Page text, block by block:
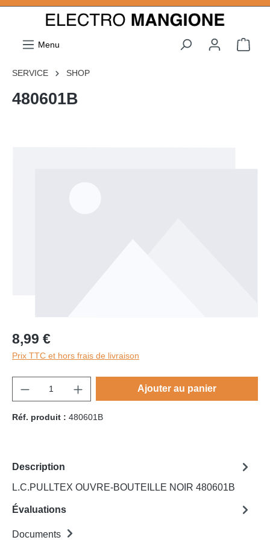
Menu
SERVICE SHOP
480601B
8,99 €
Prix TTC et hors frais de livraison
component.product.quantitySelect.legend
Ajouter au panier
Réf. produit : 480601B
Description
L.C.PULLTEX OUVRE-BOUTEILLE NOIR 480601B
Évaluations
Documents